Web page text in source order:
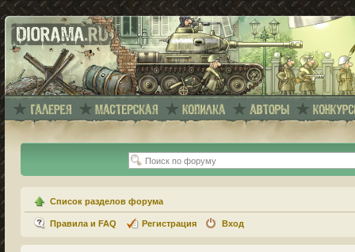
Список разделов форума
Правила и FAQ Регистрация Вход